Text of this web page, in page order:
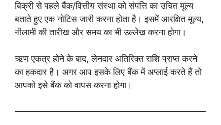
बिक्री से पहले बैंक/वित्तीय संस्था को संपत्ति का उचित मूल्य
बताते हुए एक नोटिस जारी करना होता है। इसमें आरक्षित मूल्य,
नीलामी की तारीख और समय का भी उल्लेख करना होगा।
ऋण एकत्र होने के बाद, लेनदार अतिरिक्त राशि प्राप्त करने
का हकदार है। अगर आप इसके लिए बैंक में अप्लाई करते हैं तो
आपको इसे बैंक को वापस करना होगा।